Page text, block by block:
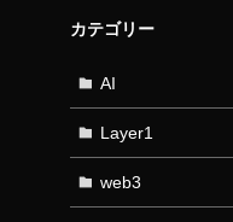
カテゴリー
AI
Layer1
web3